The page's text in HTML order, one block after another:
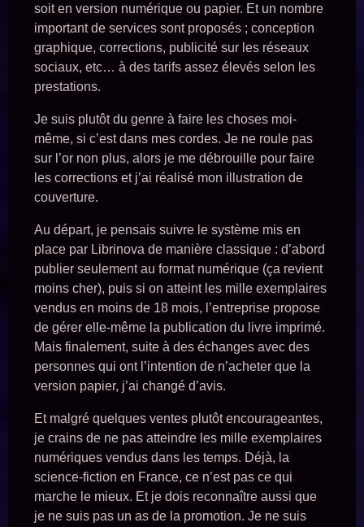
soit en version numérique ou papier. Et un nombre
important de services sont proposés ; conception
graphique, corrections, publicité sur les réseaux
sociaux, etc… à des tarifs assez élevés selon les
prestations.
Je suis plutôt du genre à faire les choses moi-
même, si c’est dans mes cordes. Je ne roule pas
sur l’or non plus, alors je me débrouille pour faire
les corrections et j’ai réalisé mon illustration de
couverture.
Au départ, je pensais suivre le système mis en
place par Librinova de manière classique : d’abord
publier seulement au format numérique (ça revient
moins cher), puis si on atteint les mille exemplaires
vendus en moins de 18 mois, l’entreprise propose
de gérer elle-même la publication du livre imprimé.
Mais finalement, suite à des échanges avec des
personnes qui ont l’intention de n’acheter que la
version papier, j’ai changé d’avis.
Et malgré quelques ventes plutôt encourageantes,
je crains de ne pas atteindre les mille exemplaires
numériques vendus dans les temps. Déjà, la
science-fiction en France, ce n’est pas ce qui
marche le mieux. Et je dois reconnaître aussi que
je ne suis pas un as de la promotion. Je ne suis